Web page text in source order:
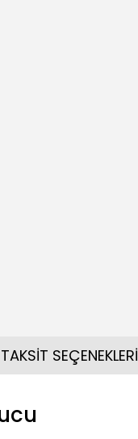
TAKSİT SEÇENEKLERİ